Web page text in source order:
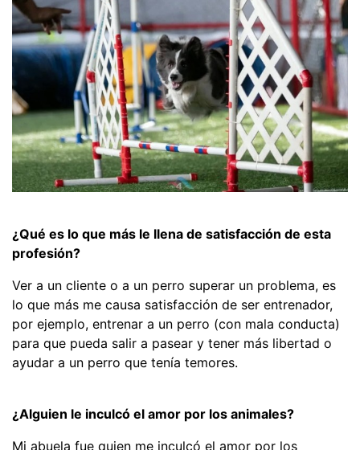
¿Qué es lo que más le llena de satisfacción de esta
profesión?
Ver a un cliente o a un perro superar un problema, es
lo que más me causa satisfacción de ser entrenador,
por ejemplo, entrenar a un perro (con mala conducta)
para que pueda salir a pasear y tener más libertad o
ayudar a un perro que tenía temores.
¿Alguien le inculcó el amor por los animales?
Mi abuela fue quien me inculcó el amor por los